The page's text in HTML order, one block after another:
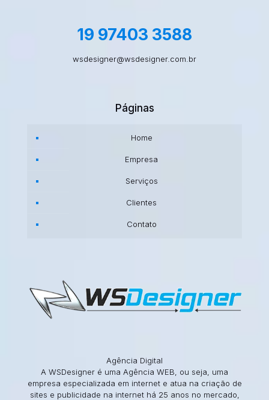
19 97403 3588
wsdesigner@wsdesigner.com.br
Páginas
Home
Empresa
Serviços
Clientes
Contato
Agência Digital
A WSDesigner é uma Agência WEB, ou seja, uma
empresa especializada em internet e atua na criação de
sites e publicidade na internet há 25 anos no mercado,